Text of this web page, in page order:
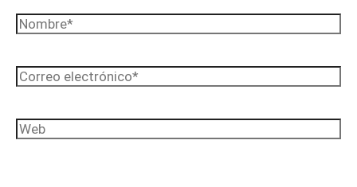
Nombre*
Correo
Web